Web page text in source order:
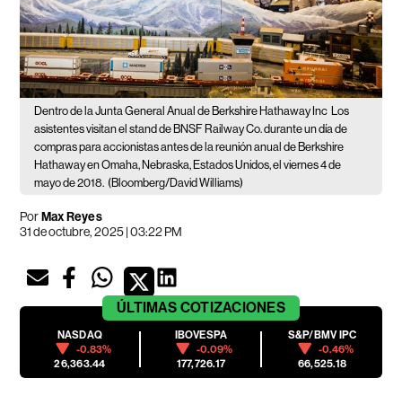
Dentro de la Junta General Anual de Berkshire Hathaway Inc
Los
asistentes visitan el stand de BNSF Railway Co. durante un día de
compras para accionistas antes de la reunión anual de Berkshire
Hathaway en Omaha, Nebraska, Estados Unidos, el viernes 4 de
mayo de 2018. (Bloomberg/David Williams)
PorMax Reyes
31 de octubre, 2025 | 03:22 PM
ÚLTIMAS COTIZACIONES
NASDAQ
-0.83%
26,363.44
IBOVESPA
-0.09%
177,726.17
S&P/BMV IPC
-0.46%
66,525.18